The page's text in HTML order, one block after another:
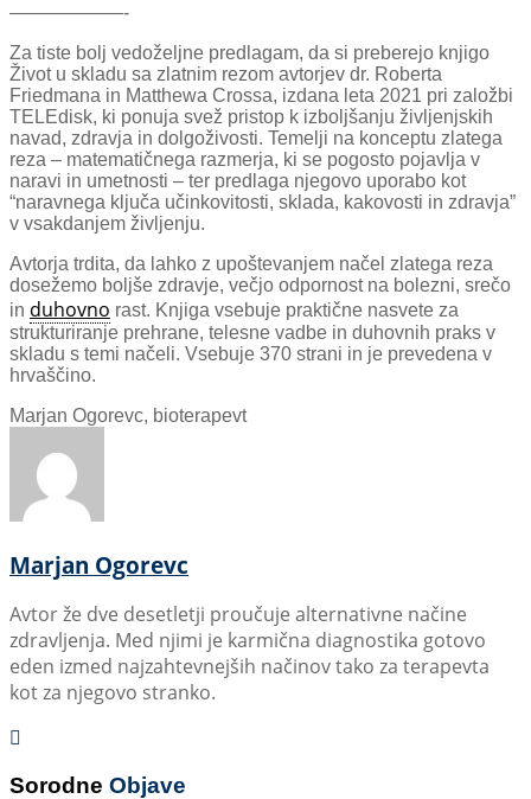
——————-
Za tiste bolj vedoželjne predlagam, da si preberejo knjigo
Život u skladu sa zlatnim rezom avtorjev dr. Roberta
Friedmana in Matthewa Crossa, izdana leta 2021 pri založbi
TELEdisk, ki ponuja svež pristop k izboljšanju življenjskih
navad, zdravja in dolgoživosti. Temelji na konceptu zlatega
reza – matematičnega razmerja, ki se pogosto pojavlja v
naravi in umetnosti – ter predlaga njegovo uporabo kot
“naravnega ključa učinkovitosti, sklada, kakovosti in zdravja”
v vsakdanjem življenju.
Avtorja trdita, da lahko z upoštevanjem načel zlatega reza
dosežemo boljše zdravje, večjo odpornost na bolezni, srečo
in duhovno rast. Knjiga vsebuje praktične nasvete za
strukturiranje prehrane, telesne vadbe in duhovnih praks v
skladu s temi načeli. Vsebuje 370 strani in je prevedena v
hrvaščino.
Marjan Ogorevc, bioterapevt
Marjan Ogorevc
Avtor že dve desetletji proučuje alternativne načine
zdravljenja. Med njimi je karmična diagnostika gotovo
eden izmed najzahtevnejših načinov tako za terapevta
kot za njegovo stranko.
Sorodne Objave